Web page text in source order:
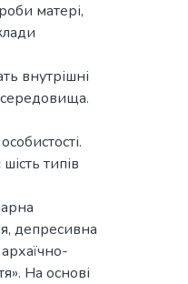
матері,
внутрішні
середовища.
типів
депресивна
На основі